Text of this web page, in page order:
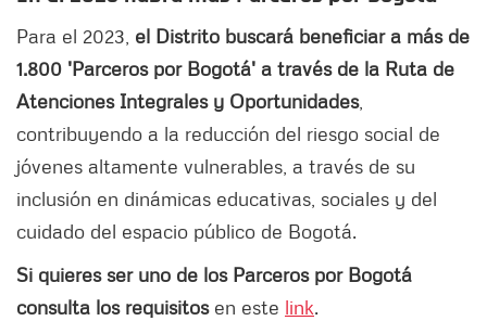
Para el 2023, el Distrito buscará beneficiar a más de
1.800 'Parceros por Bogotá' a través de la Ruta de
Atenciones Integrales y Oportunidades,
contribuyendo a la reducción del riesgo social de
jóvenes altamente vulnerables, a través de su
inclusión en dinámicas educativas, sociales y del
cuidado del espacio público de Bogotá.
Si quieres ser uno de los Parceros por Bogotá
consulta los requisitosen este link.